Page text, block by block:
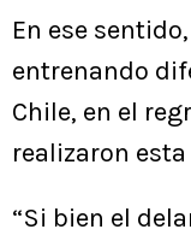
En ese
entrenando
Chile, en el
realizaron
“Si bien el